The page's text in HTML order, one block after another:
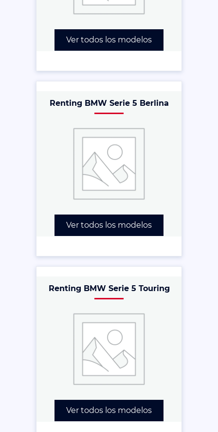
Ver todos los modelos
Renting BMW Serie 5 Berlina
Ver todos los modelos
Renting BMW Serie 5 Touring
Ver todos los modelos